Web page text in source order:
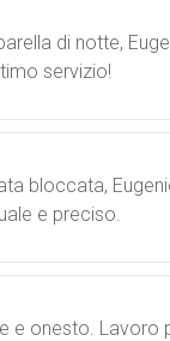
di notte,
servizio!
bloccata,
e preciso.
e onesto. Lavoro